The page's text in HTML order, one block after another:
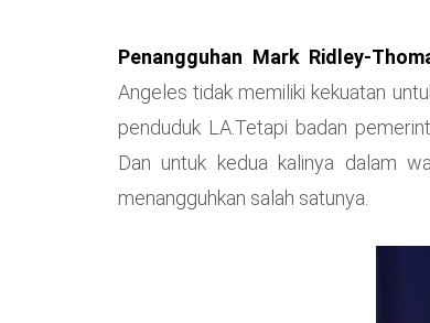
Penangguhan Mark Ridley-
Angeles tidak memiliki kekuatan
penduduk LA.Tetapi badan
Dan untuk kedua kalinya dalam
menangguhkan salah satunya.